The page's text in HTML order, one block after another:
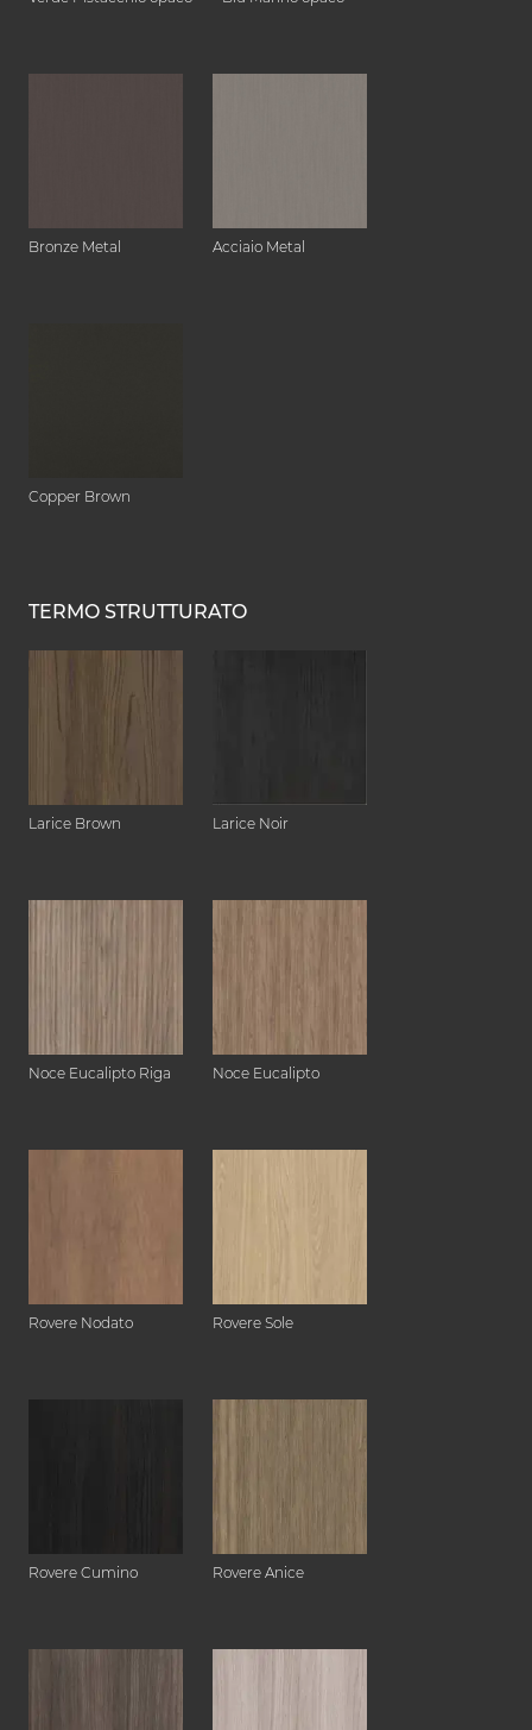
Bronze Metal Acciaio Metal
Copper Brown
TERMO STRUTTURATO
Larice Brown Larice Noir
Noce Eucalipto Riga Noce Eucalipto
Rovere Nodato Rovere Sole
Rovere Cumino Rovere Anice